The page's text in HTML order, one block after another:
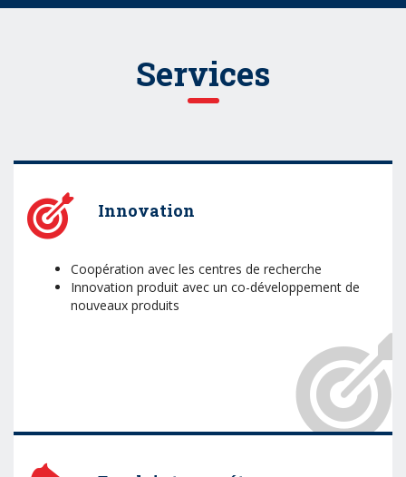
Services
Innovation
Coopération avec les centres de recherche
Innovation produit avec un co-développement de
nouveaux produits